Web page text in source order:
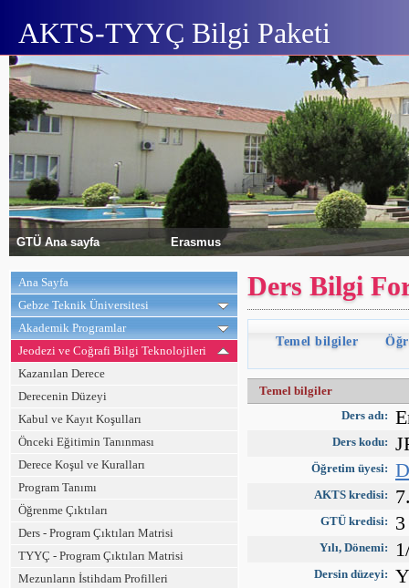
AKTS-TYYÇ Bilgi Paketi
GTÜ Ana sayfa Erasmus
Ana Sayfa
Gebze Teknik Üniversitesi
Akademik Programlar
Jeodezi ve Coğrafi Bilgi Teknolojileri
Kazanılan Derece
Derecenin Düzeyi
Kabul ve Kayıt Koşulları
Önceki Eğitimin Tanınması
Derece Koşul ve Kuralları
Program Tanımı
Öğrenme Çıktıları
Ders - Program Çıktıları Matrisi
TYYÇ - Program Çıktıları Matrisi
Mezunların İstihdam Profilleri
Ders Bilgi
Temel bilgiler
Temel bilgiler
Ders adı:
Ders kodu:
Öğretim üyesi:
AKTS kredisi:
GTÜ kredisi:
Yılı, Dönemi:
Dersin düzeyi: